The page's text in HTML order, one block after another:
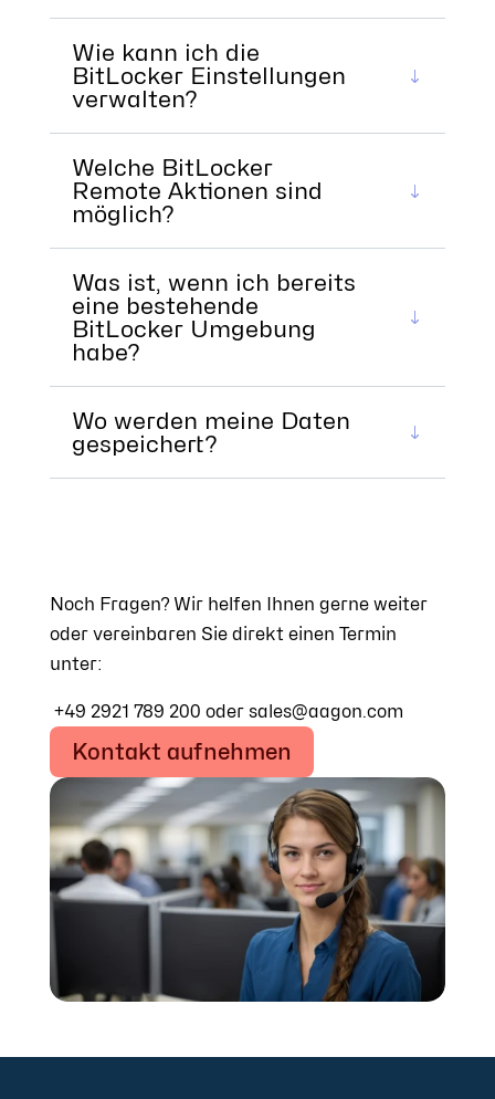
Wie kann ich die
BitLocker Einstellungen
verwalten?
Welche BitLocker
Remote Aktionen sind
möglich?
Was ist, wenn ich bereits
eine bestehende
BitLocker Umgebung
habe?
Wo werden meine Daten
gespeichert?
Noch Fragen? Wir helfen Ihnen gerne weiter
oder vereinbaren Sie direkt einen Termin
unter:
+49 2921 789 200 oder sales@aagon.com
Kontakt aufnehmen